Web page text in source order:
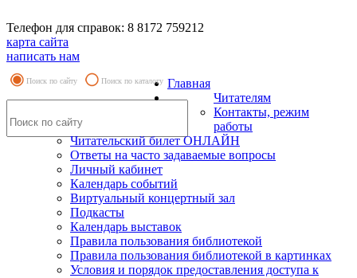
Телефон для справок: 8 8172 759212
карта сайта
написать нам
Поиск по сайту Поиск по каталогу Главная
Читателям
Контакты, режим
работы
Читательский билет ОНЛАЙН
Ответы на часто задаваемые вопросы
Личный кабинет
Календарь событий
Виртуальный концертный зал
Подкасты
Календарь выставок
Правила пользования библиотекой
Правила пользования библиотекой в картинках
Условия и порядок предоставления доступа к